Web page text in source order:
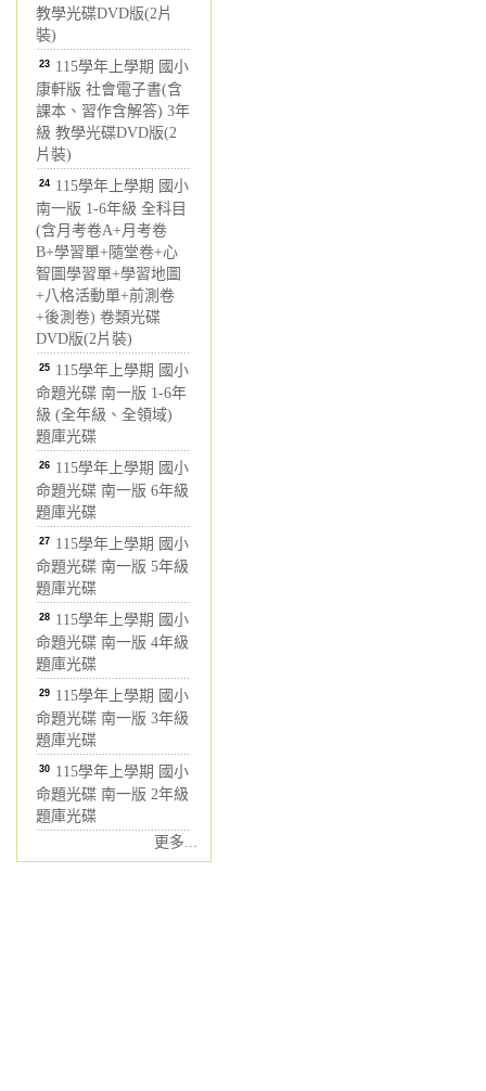
教學光碟DVD版(2片
裝)
23 115學年上學期 國小
康軒版 社會電子書(含
課本、習作含解答) 3年
級 教學光碟DVD版(2
片裝)
24 115學年上學期 國小
南一版 1-6年級 全科目
(含月考卷A+月考卷
B+學習單+隨堂卷+心
智圖學習單+學習地圖
+八格活動單+前測卷
+後測卷) 卷類光碟
DVD版(2片裝)
25 115學年上學期 國小
命題光碟 南一版 1-6年
級 (全年級、全領域)
題庫光碟
26 115學年上學期 國小
命題光碟 南一版 6年級
題庫光碟
27 115學年上學期 國小
命題光碟 南一版 5年級
題庫光碟
28 115學年上學期 國小
命題光碟 南一版 4年級
題庫光碟
29 115學年上學期 國小
命題光碟 南一版 3年級
題庫光碟
30 115學年上學期 國小
命題光碟 南一版 2年級
題庫光碟
更多...